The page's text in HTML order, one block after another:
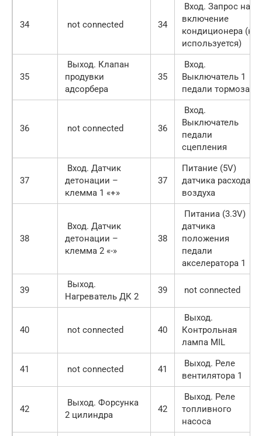
34 not connected 34
Вход. Запрос на
включение
кондиционера (не
используется)
35
Выход. Клапан
продувки
адсорбера
35
Вход.
Выключатель 1
педали тормоза
36 not connected 36
Вход.
Выключатель
педали
сцепления
37
Вход. Датчик
детонации –
клемма 1 «+»
37
Питание (5V)
датчика расхода
воздуха
38
Вход. Датчик
детонации –
клемма 2 «-»
38
Питаниа (3.3V)
датчика
положения
педали
акселератора 1
39
Выход.
Нагреватель ДК 2
39 not connected
40 not connected 40
Выход.
Контрольная
лампа MIL
41 not connected 41
Выход. Реле
вентилятора 1
42
Выход. Форсунка
2 цилиндра
42
Выход. Реле
топливного
насоса